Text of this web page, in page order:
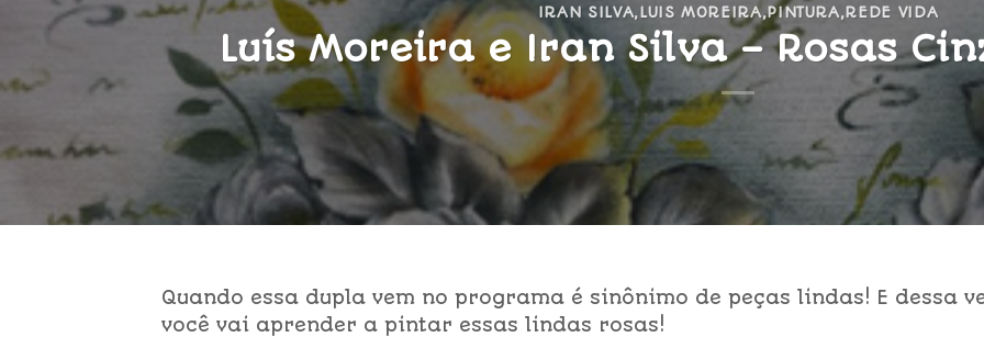
IRAN SILVA,LUIS MOREIRA,PINTURA,REDE VIDA
Luís Moreira e Iran Silva – Rosas
Quando essa dupla vem no programa é sinônimo de peças lindas! E dessa
você vai aprender a pintar essas lindas rosas!